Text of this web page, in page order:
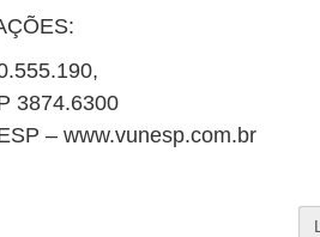
3874.6300
– www.vunesp.com.br